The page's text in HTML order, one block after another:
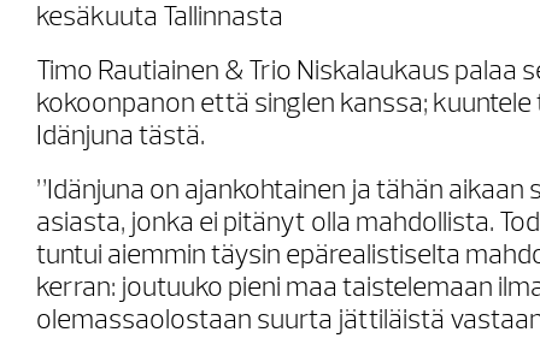
kesäkuuta Tallinnasta
Timo Rautiainen & Trio Niskalaukaus palaa
kokoonpanon että singlen kanssa;
Idänjuna tästä.
”Idänjuna on ajankohtainen ja tähän aikaan
asiasta, jonka ei pitänyt olla mahdollista.
tuntui aiemmin täysin epärealistiselta
kerran: joutuuko pieni maa taistelemaan
olemassaolostaan suurta jättiläistä